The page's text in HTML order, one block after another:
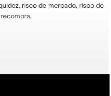
risco de mercado, risco de